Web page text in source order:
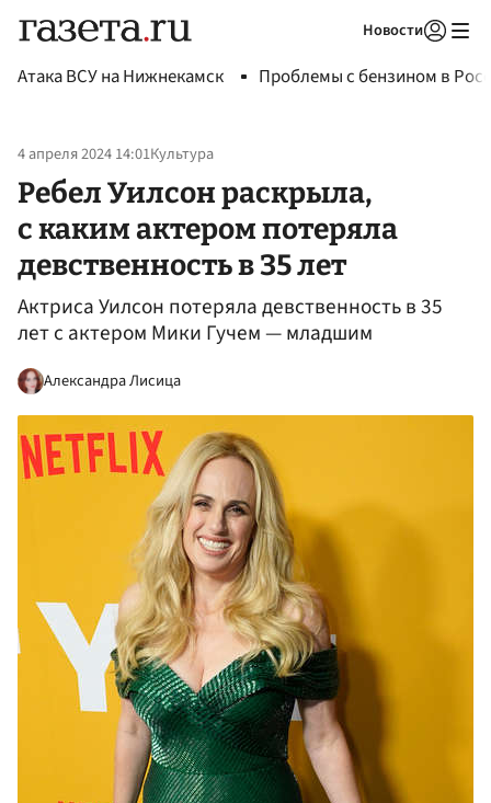
Новости
Атака ВСУ на Нижнекамск Проблемы с бензином в
4 апреля 2024 14:01Культура
Ребел Уилсон раскрыла,
с каким актером потеряла
девственность в 35 лет
Актриса Уилсон потеряла девственность в 35
лет с актером Мики Гучем — младшим
Александра Лисица